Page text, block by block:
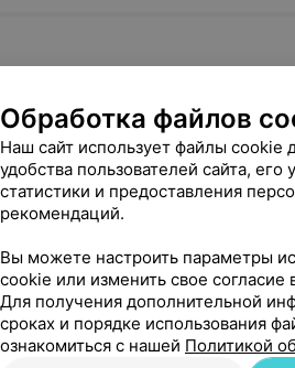
ОФЭКТ печени
158,73 руб.
157,53 руб.
Обработка файлов
Наш сайт использует файлы cookie
удобства пользователей сайта, его
статистики и предоставления
рекомендаций.
Вы можете настроить параметры
cookie или изменить свое согласие
Для получения дополнительной
сроках и порядке использования
ознакомиться с нашей Политикой